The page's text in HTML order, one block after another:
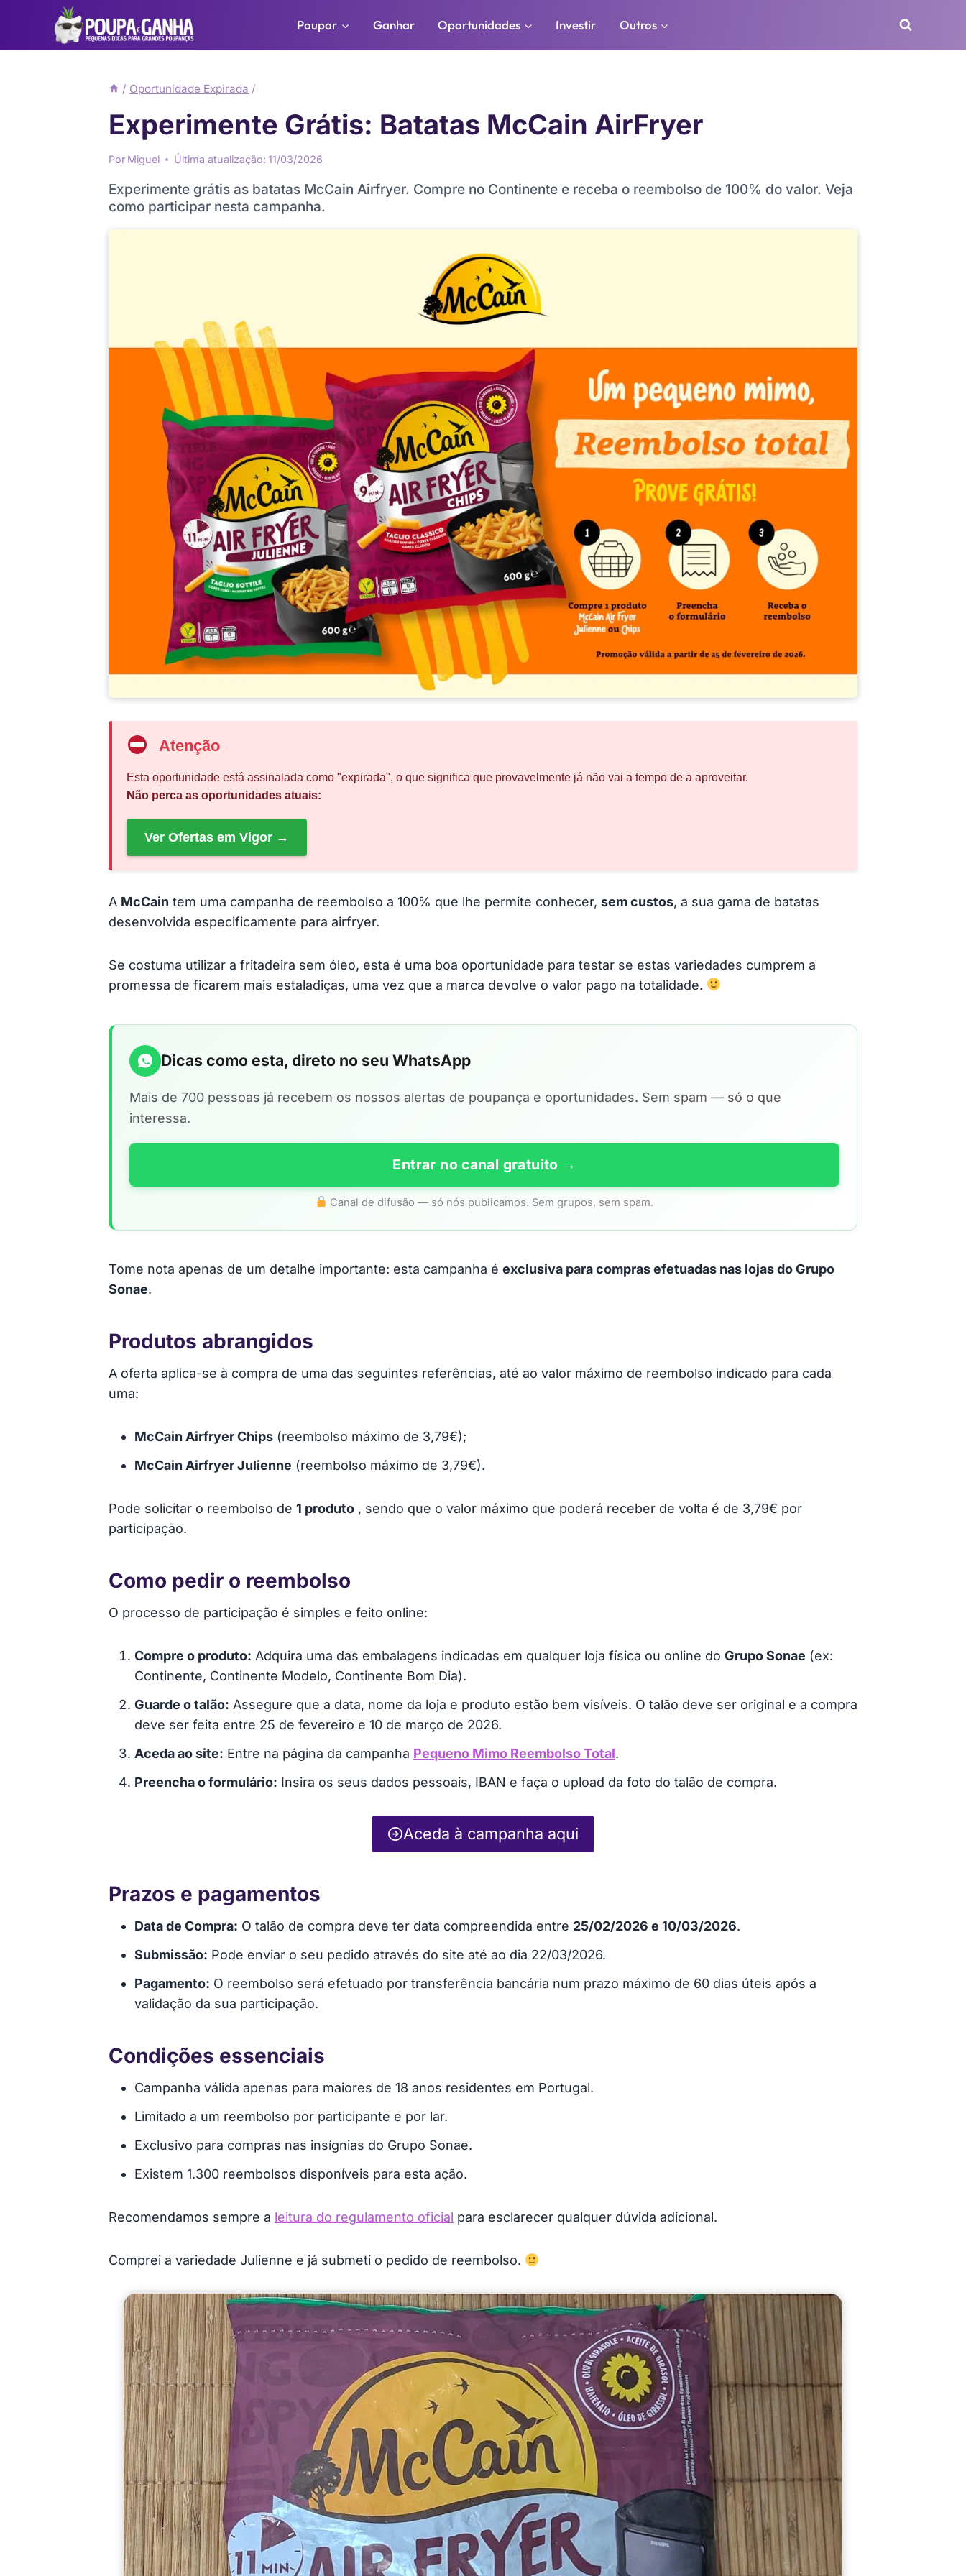
o
Poupar Ganhar Oportunidades Investir Outros
/ Oportunidade Expirada /
Experimente Grátis: Batatas McCain AirFryer
Por Miguel Última atualização: 11/03/2026
Experimente grátis as batatas McCain Airfryer. Compre no Continente e receba o reembolso de 100% do valor. Veja
como participar nesta campanha.
Atenção
Esta oportunidade está assinalada como "expirada", o que significa que provavelmente já não vai a tempo de a aproveitar.
Não perca as oportunidades atuais:
Ver Ofertas em Vigor →
A McCain tem uma campanha de reembolso a 100% que lhe permite conhecer, sem custos, a sua gama de batatas
desenvolvida especificamente para airfryer.
Se costuma utilizar a fritadeira sem óleo, esta é uma boa oportunidade para testar se estas variedades cumprem a
promessa de ficarem mais estaladiças, uma vez que a marca devolve o valor pago na totalidade.
Dicas como esta, direto no seu WhatsApp
Mais de 700 pessoas já recebem os nossos alertas de poupança e oportunidades. Sem spam — só o que
interessa.
Entrar no canal gratuito →
Canal de difusão — só nós publicamos. Sem grupos, sem spam.
Tome nota apenas de um detalhe importante: esta campanha é exclusiva para compras efetuadas nas lojas do Grupo
Sonae.
Produtos abrangidos
A oferta aplica-se à compra de uma das seguintes referências, até ao valor máximo de reembolso indicado para cada
uma:
McCain Airfryer Chips (reembolso máximo de 3,79€);
McCain Airfryer Julienne (reembolso máximo de 3,79€).
Pode solicitar o reembolso de 1 produto , sendo que o valor máximo que poderá receber de volta é de 3,79€ por
participação.
Como pedir o reembolso
O processo de participação é simples e feito online:
Compre o produto: Adquira uma das embalagens indicadas em qualquer loja física ou online do Grupo Sonae (ex:
Continente, Continente Modelo, Continente Bom Dia).
Guarde o talão: Assegure que a data, nome da loja e produto estão bem visíveis. O talão deve ser original e a compra
deve ser feita entre 25 de fevereiro e 10 de março de 2026.
Aceda ao site: Entre na página da campanha Pequeno Mimo Reembolso Total.
Preencha o formulário: Insira os seus dados pessoais, IBAN e faça o upload da foto do talão de compra.
Aceda à campanha aqui
Prazos e pagamentos
Data de Compra: O talão de compra deve ter data compreendida entre 25/02/2026 e 10/03/2026.
Submissão: Pode enviar o seu pedido através do site até ao dia 22/03/2026.
Pagamento: O reembolso será efetuado por transferência bancária num prazo máximo de 60 dias úteis após a
validação da sua participação.
Condições essenciais
Campanha válida apenas para maiores de 18 anos residentes em Portugal.
Limitado a um reembolso por participante e por lar.
Exclusivo para compras nas insígnias do Grupo Sonae.
Existem 1.300 reembolsos disponíveis para esta ação.
Recomendamos sempre a leitura do regulamento oficial para esclarecer qualquer dúvida adicional.
Comprei a variedade Julienne e já submeti o pedido de reembolso.